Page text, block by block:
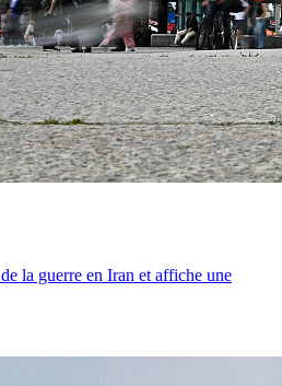
la guerre en Iran et affiche une